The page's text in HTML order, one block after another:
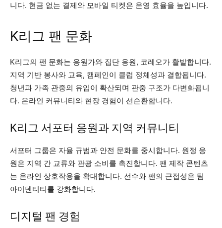
니다. 현금 없는 결제와 모바일 티켓은 운영 효율을 높입니다.
K리그 팬 문화
K리그의 팬 문화는 응원가와 집단 응원, 코레오가 활발합니다.
지역 기반 봉사와 교육, 캠페인이 클럽 정체성과 결합됩니다.
청년과 가족 관중의 유입이 확산되며 관중 구조가 다변화됩니
다. 온라인 커뮤니티와 현장 경험이 선순환합니다.
K리그 서포터 응원과 지역 커뮤니티
서포터 그룹은 자율 규범과 안전 문화를 중시합니다. 원정 응
원은 지역 간 교류와 관광 소비를 촉진합니다. 팬 제작 콘텐츠
는 온라인 상호작용을 확대합니다. 선수와 팬의 근접성은 팀
아이덴티티를 강화합니다.
디지털 팬 경험